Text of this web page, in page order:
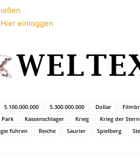
Hier einloggen
5.100.000.000 5.300.000.000 Dollar
Park Kassenschlager Krieg Krieg der
führen Reiche Saurier Spielberg